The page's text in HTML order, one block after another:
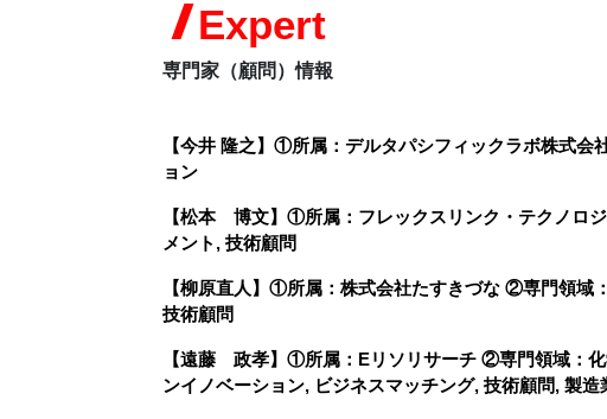
Expert
専門家（顧問）情報
【今井 隆之】①所属：デルタパシフィックラボ株式
ョン
【松本 博文】①所属：フレックスリンク・テクノロ
メント, 技術顧問
【柳原直人】①所属：株式会社たすきづな ②専門領域
技術顧問
【遠藤 政孝】①所属：Eリソリサーチ ②専門領域：化
ンイノベーション, ビジネスマッチング, 技術顧問, 製